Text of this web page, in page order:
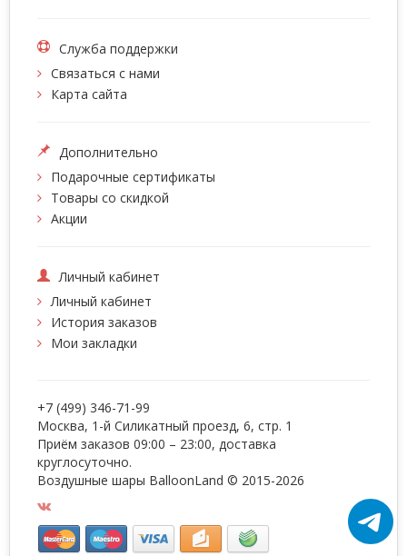
Служба поддержки
Связаться с нами
Карта сайта
Дополнительно
Подарочные сертификаты
Товары со скидкой
Акции
Личный кабинет
Личный кабинет
История заказов
Мои закладки
+7 (499) 346-71-99
Москва, 1-й Силикатный проезд, 6, стр. 1
Приём заказов 09:00 – 23:00, доставка
круглосуточно.
Воздушные шары BalloonLand © 2015-2026